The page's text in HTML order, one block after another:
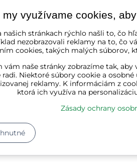
antracitová
my využívame cookies,
našich stránkach rýchlo našli to, čo
nezobrazovali reklamy na to, čo
cookies, takých malých súborov,
vám naše stránky zobrazíme tak,
Niektoré súbory cookie a osobné
reklamy. K informáciám z
ktorá ich využíva na
Zásady ochrany